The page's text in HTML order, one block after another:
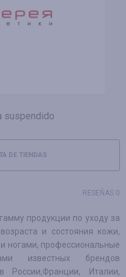
suspendido
DE TIENDAS
RESEÑAS 0
продукции по уходу за
и состояния кожи,
ногами, профессиональные
известных брендов
России,Франции, Италии,